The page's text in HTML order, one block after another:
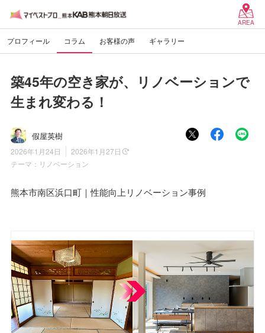
AREA
プロフィール コラム お客様の声 ギャラリー
築45年の空き家が、リノベーションで
生まれ変わる！
假屋英樹
2026年1月24日
2026年1月27日
テーマ： リノベーション
熊本市南区浜口町｜性能向上リノベーション事例